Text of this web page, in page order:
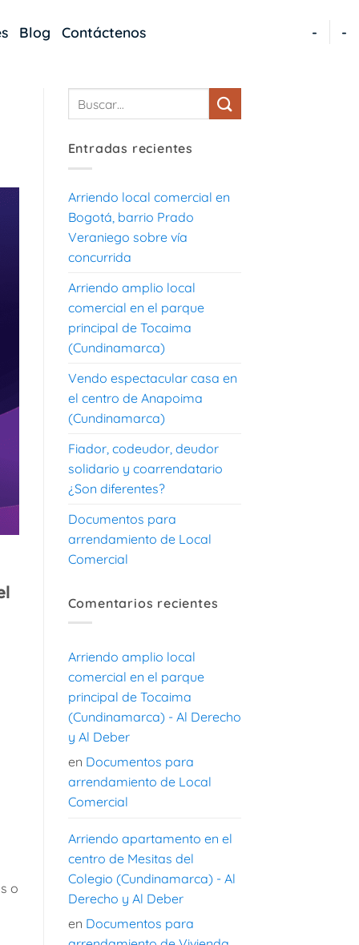
Blog Contáctenos - -
o
Entradas recientes
Arriendo local comercial en
Bogotá, barrio Prado
Veraniego sobre vía
concurrida
Arriendo amplio local
comercial en el parque
principal de Tocaima
(Cundinamarca)
Vendo espectacular casa en
el centro de Anapoima
(Cundinamarca)
Fiador, codeudor, deudor
solidario y coarrendatario
¿Son diferentes?
Documentos para
arrendamiento de Local
Comercial
Comentarios recientes
Arriendo amplio local
comercial en el parque
principal de Tocaima
(Cundinamarca) - Al Derecho
y Al Deber
en Documentos para
arrendamiento de Local
Comercial
Arriendo apartamento en el
centro de Mesitas del
Colegio (Cundinamarca) - Al
Derecho y Al Deber
en Documentos para